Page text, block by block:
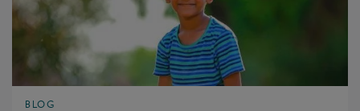
BLOG